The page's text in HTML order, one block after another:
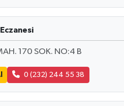
170 SOK. NO:4 B
0 (232) 244 55 38